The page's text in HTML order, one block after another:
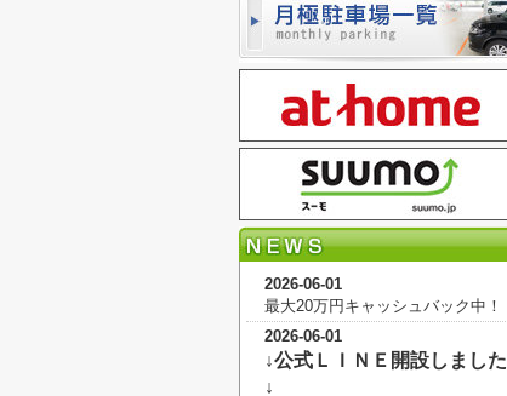
2026-06-01
最大20万円キャッシュバック中！
2026-06-01
↓公式ＬＩＮＥ開設しました
↓